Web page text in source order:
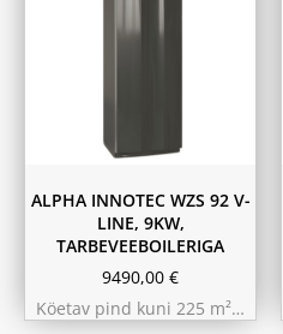
ALPHA INNOTEC WZS 92 V-
LINE, 9KW,
TARBEVEEBOILERIGA
9490,00 €
Köetav pind kuni 225 m²…